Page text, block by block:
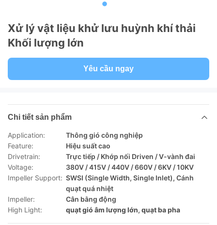
Xử lý vật liệu khử lưu huỳnh khí thải
Khối lượng lớn
Yêu cầu ngay
Chi tiết sản phẩm
Application:
Thông gió công nghiệp
Feature:
Hiệu suất cao
Drivetrain:
Trực tiếp / Khớp nối Driven / V-vành đai
Voltage:
380V / 415V / 440V / 660V / 6KV / 10KV
Impeller Support: SWSI (Single Width, Single Inlet), Cánh
quạt quá nhiệt
Impeller:
Cân bằng động
High Light:
quạt gió âm lượng lớn, quạt ba pha